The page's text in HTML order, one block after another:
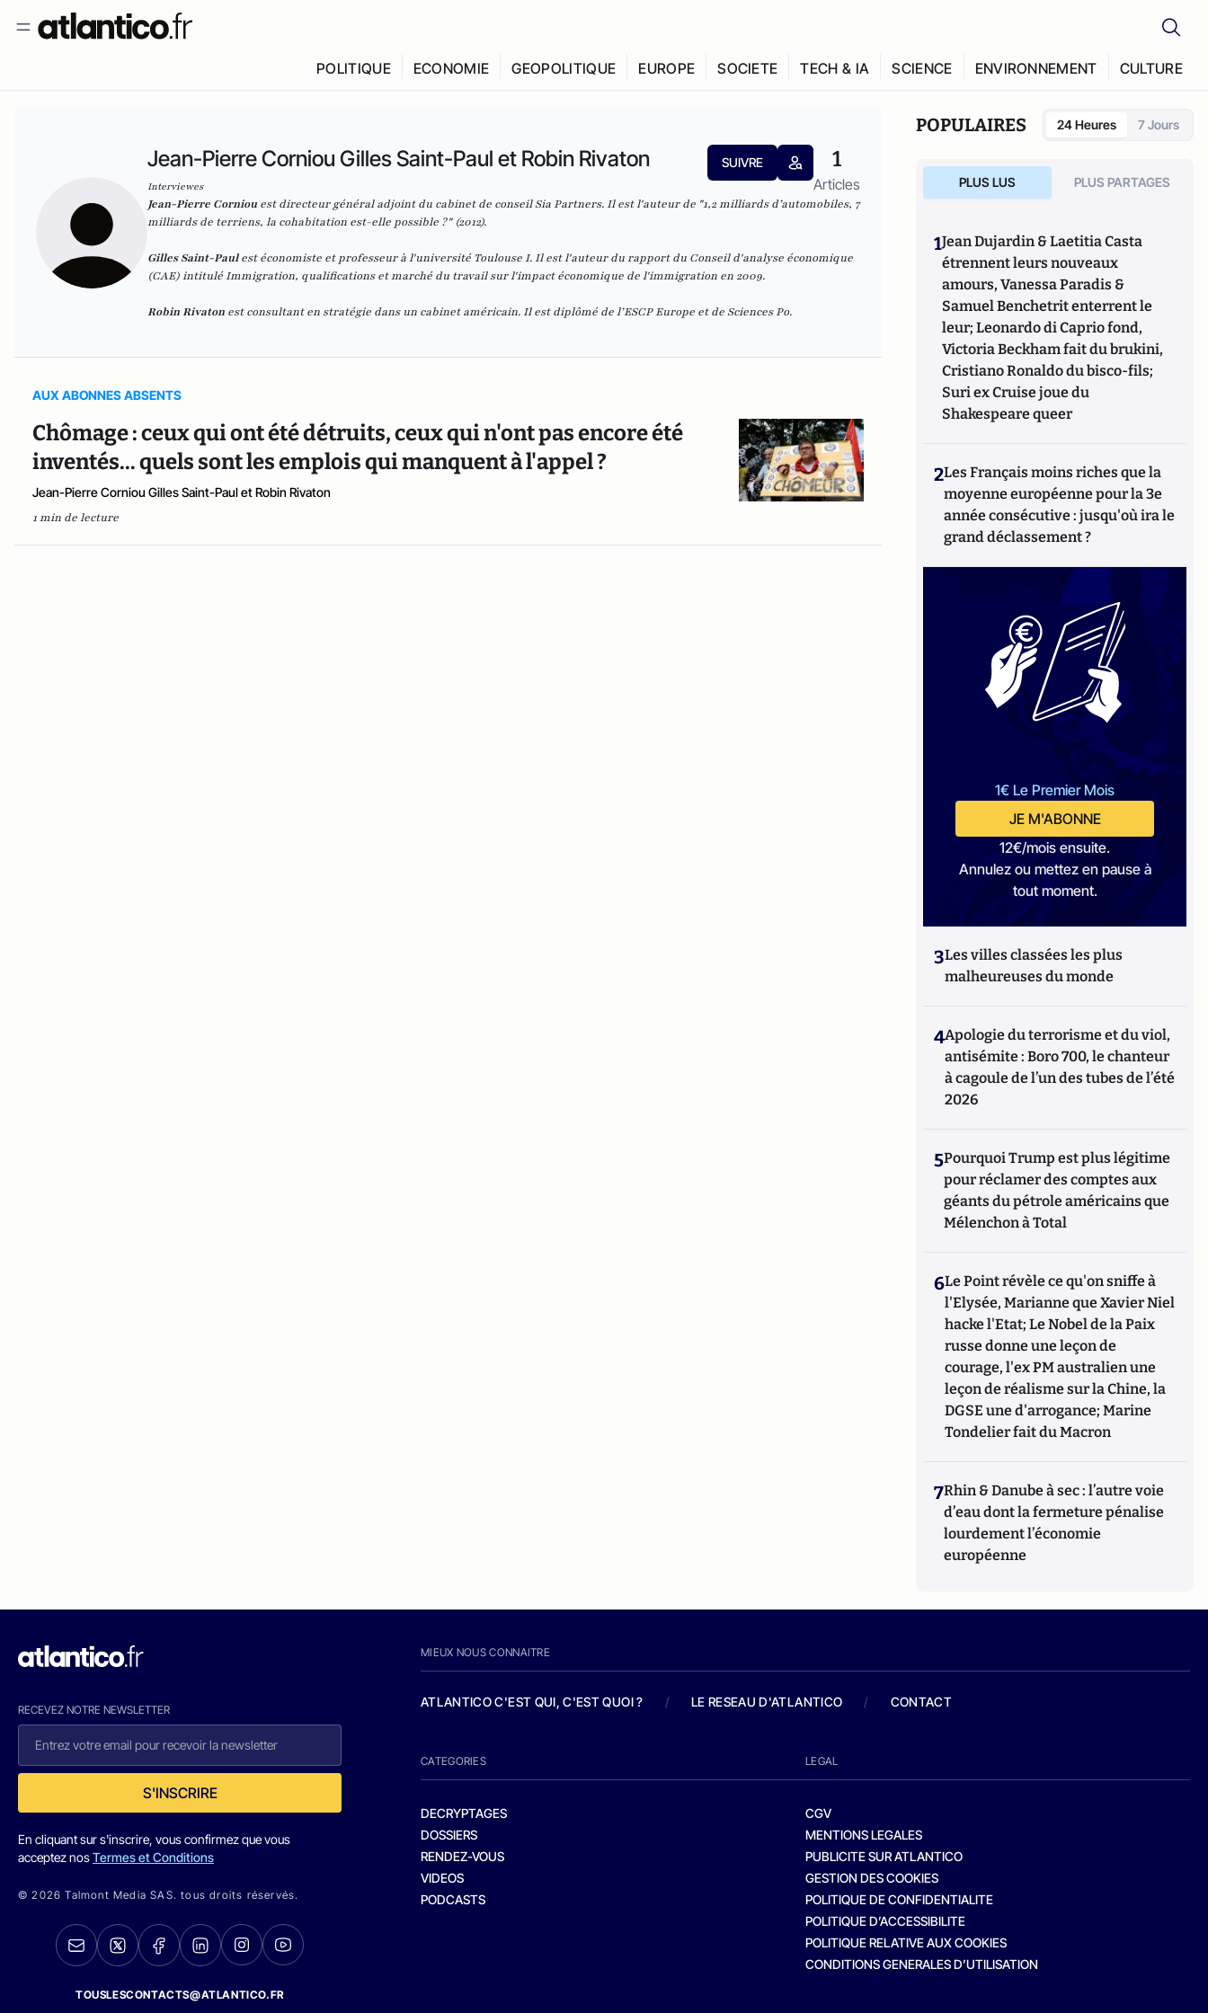
POLITIQUE ECONOMIE GEOPOLITIQUE EUROPE SOCIETE TECH & IA SCIENCE ENVIRONNEMENT CULTURE
Jean-Pierre Corniou Gilles Saint-Paul et Robin Rivaton
Interviewes
SUIVRE 1
Articles
Jean-Pierre Corniou est directeur général adjoint du cabinet de conseil Sia Partners. Il est l'auteur de "1,2 milliards d’automobiles, 7
milliards de terriens, la cohabitation est-elle possible ?" (2012).
Gilles Saint-Paulest économiste et professeur à l'université Toulouse I. Il est l'auteur du rapport du Conseil d'analyse économique
(CAE) intitulé Immigration, qualifications et marché du travail sur l'impact économique de l'immigration en 2009.
Robin Rivaton est consultant en stratégie dans un cabinet américain. Il est diplômé de l’ESCP Europe et de Sciences Po.
AUX ABONNES ABSENTS
Chômage : ceux qui ont été détruits, ceux qui n'ont pas encore été
inventés... quels sont les emplois qui manquent à l'appel ?
Jean-Pierre Corniou Gilles Saint-Paul et Robin Rivaton
1 min de lecture
POPULAIRES 24 Heures 7 Jours
PLUS LUS PLUS PARTAGES
1Jean Dujardin & Laetitia Casta
étrennent leurs nouveaux
amours, Vanessa Paradis &
Samuel Benchetrit enterrent le
leur; Leonardo di Caprio fond,
Victoria Beckham fait du brukini,
Cristiano Ronaldo du bisco-fils;
Suri ex Cruise joue du
Shakespeare queer
2Les Français moins riches que la
moyenne européenne pour la 3e
année consécutive : jusqu'où ira le
grand déclassement ?
1€ Le Premier Mois
JE M'ABONNE
12€/mois ensuite.
Annulez ou mettez en pause à
tout moment.
3Les villes classées les plus
malheureuses du monde
4Apologie du terrorisme et du viol,
antisémite : Boro 700, le chanteur
à cagoule de l’un des tubes de l’été
2026
5Pourquoi Trump est plus légitime
pour réclamer des comptes aux
géants du pétrole américains que
Mélenchon à Total
6Le Point révèle ce qu'on sniffe à
l'Elysée, Marianne que Xavier Niel
hacke l'Etat; Le Nobel de la Paix
russe donne une leçon de
courage, l'ex PM australien une
leçon de réalisme sur la Chine, la
DGSE une d'arrogance; Marine
Tondelier fait du Macron
7Rhin & Danube à sec : l’autre voie
d’eau dont la fermeture pénalise
lourdement l’économie
européenne
RECEVEZ NOTRE NEWSLETTER
S'INSCRIRE
En cliquant sur s'inscrire, vous confirmez que vous
acceptez nosTermes et Conditions
© 2026 Talmont Media SAS. tous droits réservés.
TOUSLESCONTACTS@ATLANTICO.FR
MIEUX NOUS CONNAITRE
ATLANTICO C'EST QUI, C'EST QUOI ? / LE RESEAU D'ATLANTICO / CONTACT
CATEGORIES
DECRYPTAGES
DOSSIERS
RENDEZ-VOUS
VIDEOS
PODCASTS
LEGAL
CGV
MENTIONS LEGALES
PUBLICITE SUR ATLANTICO
GESTION DES COOKIES
POLITIQUE DE CONFIDENTIALITE
POLITIQUE D’ACCESSIBILITE
POLITIQUE RELATIVE AUX COOKIES
CONDITIONS GENERALES D’UTILISATION